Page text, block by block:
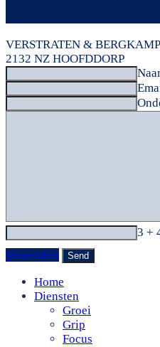
VERSTRATEN & BERGKAMP
2132 NZ HOOFDDORP
3 +
Verzenden
Home
Diensten
Groei
Grip
Focus